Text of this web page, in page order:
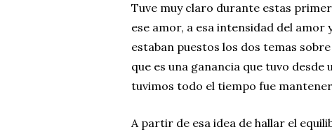
Tuve muy claro durante estas
ese amor, a esa intensidad del amor
estaban puestos los dos temas
que es una ganancia que tuvo
tuvimos todo el tiempo fue
A partir de esa idea de hallar el